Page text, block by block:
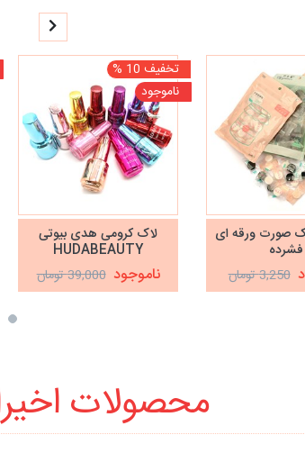
صورت ورقه ای
فشرده
3,250 تومان
تخفیف 10 %
ناموجود
لاک کرومی هدی بیوتی
HUDABEAUTY
ناموجود 39,000 تومان
محصولات